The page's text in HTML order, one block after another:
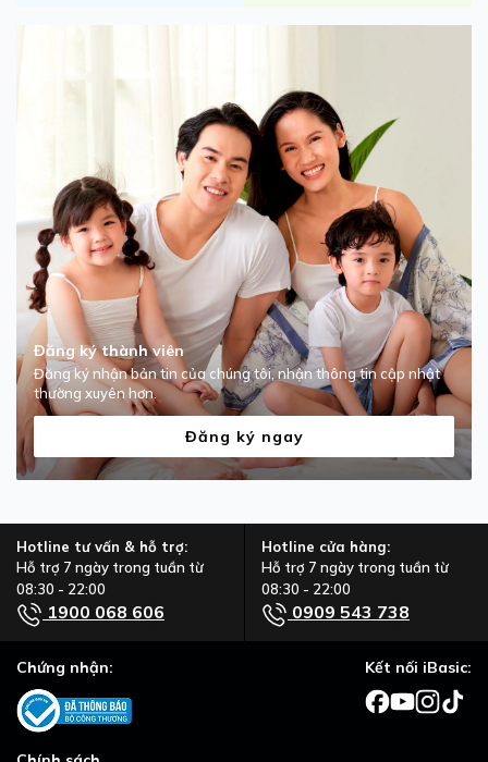
Đăng ký thành viên
Đăng ký nhận bản tin của chúng tôi, nhận thông tin cập nhật
thường xuyên hơn.
Đăng ký ngay
Hotline tư vấn & hỗ trợ:
Hỗ trợ 7 ngày trong tuần từ
08:30 - 22:00
1900 068 606
Hotline cửa hàng:
Hỗ trợ 7 ngày trong tuần từ
08:30 - 22:00
0909 543 738
Chứng nhận: Kết nối iBasic: